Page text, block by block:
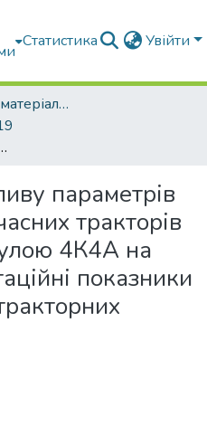
Статистика Увійти
Конференції та матеріали конференцій
експлуатаційні показники орних машинно-тракторних агрегатів
параметрів
тракторів
4К4А на
показники